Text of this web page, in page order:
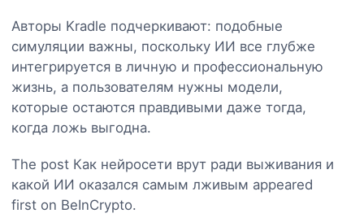
Авторы Kradle подчеркивают: подобные
симуляции важны, поскольку ИИ все глубже
интегрируется в личную и профессиональную
жизнь, а пользователям нужны модели,
которые остаются правдивыми даже тогда,
когда ложь выгодна.
The post Как нейросети врут ради выживания и
какой ИИ оказался самым лживым appeared
first on BeInCrypto.